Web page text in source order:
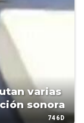
varias
sonora
746D